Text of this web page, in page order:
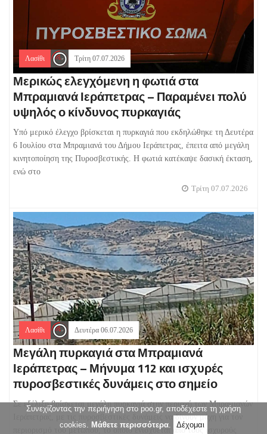
Λασίθι Τρίτη 07.07.2026
Μερικώς ελεγχόμενη η φωτιά στα
Μπραμιανά Ιεράπετρας – Παραμένει πολύ
υψηλός ο κίνδυνος πυρκαγιάς
Υπό μερικό έλεγχο βρίσκεται η πυρκαγιά που εκδηλώθηκε τη Δευτέρα
6 Ιουλίου στα Μπραμιανά του Δήμου Ιεράπετρας, έπειτα από μεγάλη
κινητοποίηση της Πυροσβεστικής. Η φωτιά κατέκαψε δασική έκταση,
ενώ στο
Τρίτη 07.07.2026
Λασίθι Δευτέρα 06.07.2026
Μεγάλη πυρκαγιά στα Μπραμιανά
Ιεράπετρας – Μήνυμα 112 και ισχυρές
πυροσβεστικές δυνάμεις στο σημείο
Σε εξέλιξη βρίσκεται μεγάλη πυρκαγιά στην περιοχή των Μπραμιανών
Ιεράπετρας, με τις πυροσβεστικές δυνάμεις να δίνουν μάχη για τον
περιορισμό του μετώπου, το οποίο ενισχύεται από τους ισχυρούς
Συνεχίζοντας την περιήγηση στο poo.gr, αποδέχεστε τη χρήση
cookies. Μάθετε περισσότερα.